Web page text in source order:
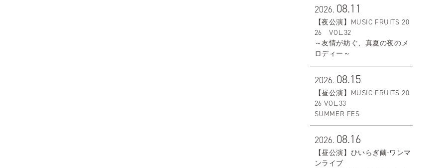
2026. 08.11
【夜公演】MUSIC FRUITS 20
26 VOL.32
～友情が紡ぐ、真夏の夜のメ
ロディー～
2026. 08.15
【昼公演】MUSIC FRUITS 20
26 VOL.33
SUMMER FES
2026. 08.16
【昼公演】ひいらぎ繭-ワンマ
ンライブ